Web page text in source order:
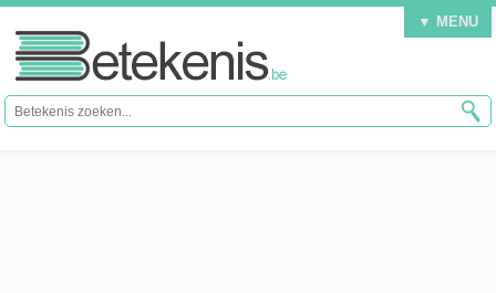
▼ MENU